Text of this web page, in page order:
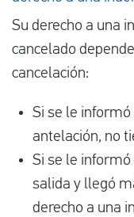
Su derecho a una
cancelado
cancelación:
Si se le
antelación, no
Si se le informó
salida y llegó
derecho a una